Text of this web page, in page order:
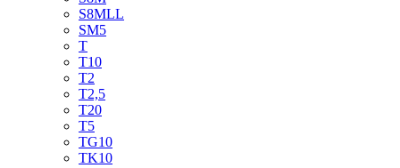
S8MLL
SM5
T
T10
T2
T2,5
T20
T5
TG10
TK10